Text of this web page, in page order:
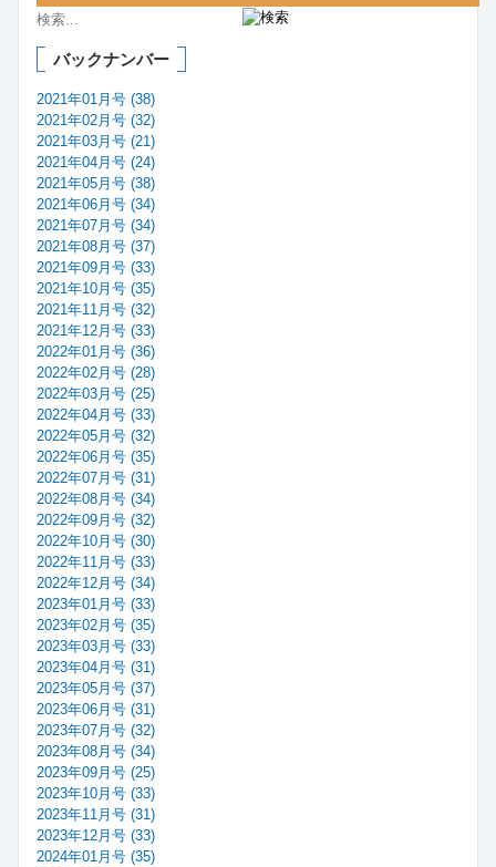
バックナンバー
2021年01月号 (38)
2021年02月号 (32)
2021年03月号 (21)
2021年04月号 (24)
2021年05月号 (38)
2021年06月号 (34)
2021年07月号 (34)
2021年08月号 (37)
2021年09月号 (33)
2021年10月号 (35)
2021年11月号 (32)
2021年12月号 (33)
2022年01月号 (36)
2022年02月号 (28)
2022年03月号 (25)
2022年04月号 (33)
2022年05月号 (32)
2022年06月号 (35)
2022年07月号 (31)
2022年08月号 (34)
2022年09月号 (32)
2022年10月号 (30)
2022年11月号 (33)
2022年12月号 (34)
2023年01月号 (33)
2023年02月号 (35)
2023年03月号 (33)
2023年04月号 (31)
2023年05月号 (37)
2023年06月号 (31)
2023年07月号 (32)
2023年08月号 (34)
2023年09月号 (25)
2023年10月号 (33)
2023年11月号 (31)
2023年12月号 (33)
2024年01月号 (35)